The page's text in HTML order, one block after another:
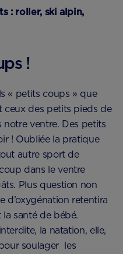
: roller, ski alpin,
!
« petits coups » que
ceux des petits pieds de
ventre. Des petits
! Oubliée la pratique
autre sport de
dans le ventre
Plus question non
d’oxygénation retentira
santé de bébé.
la natation, elle,
soulager les